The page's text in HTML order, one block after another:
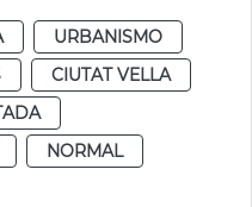
URBANISMO
CIUTAT VELLA
NORMAL